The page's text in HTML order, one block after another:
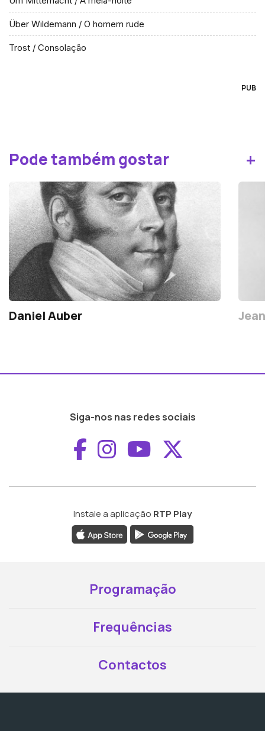
Über Wildemann / O homem rude
Trost / Consolação
PUB
Pode também gostar +
Daniel Auber
Siga-nos nas redes sociais
Aceder ao
Aceder ao
Aceder ao
Instale a aplicação RTP Play
Programação
Frequências
Contactos